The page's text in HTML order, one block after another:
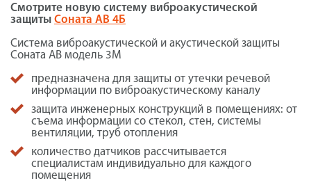
Смотрите новую систему виброакустической
защиты Соната АВ 4Б
Система виброакустической и акустической защиты
Соната АВ модель 3М
предназначена для защиты от утечки речевой
информации по виброакустическому каналу
защита инженерных конструкций в помещениях: от
съема информации со стекол, стен, системы
вентиляции, труб отопления
количество датчиков рассчитывается
специалистам индивидуально для каждого
помещения